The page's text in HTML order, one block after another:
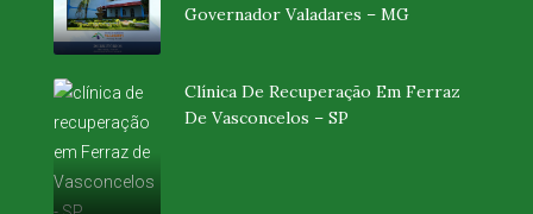
Governador Valadares – MG
Clínica De Recuperação Em Ferraz
De Vasconcelos – SP